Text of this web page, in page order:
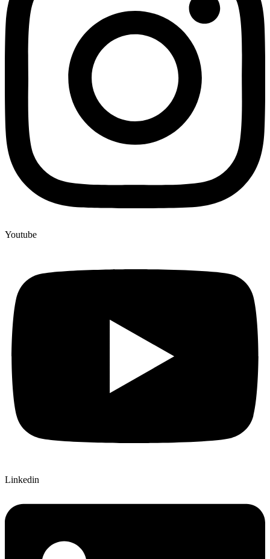
Youtube
Linkedin